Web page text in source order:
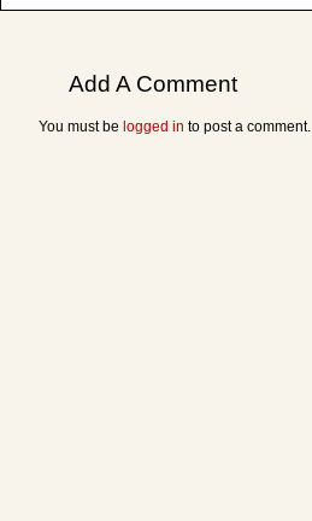
Add A Comment
You must be logged in to post a comment.